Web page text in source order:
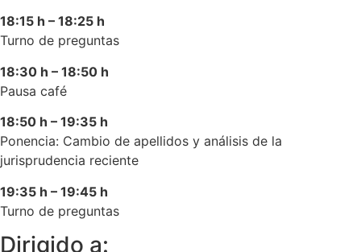
18:15 h – 18:25 h
Turno de preguntas
18:30 h – 18:50 h
Pausa café
18:50 h – 19:35 h
Ponencia: Cambio de apellidos y análisis de la
jurisprudencia reciente
19:35 h – 19:45 h
Turno de preguntas
Dirigido a: